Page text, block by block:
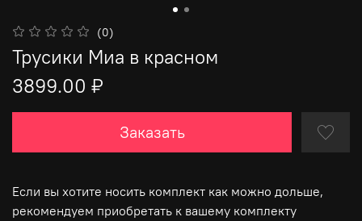
(0)
Трусики Миа в красном
3899.00 ₽
Заказать
Если вы хотите носить комплект как можно дольше,
рекомендуем приобретать к вашему комплекту